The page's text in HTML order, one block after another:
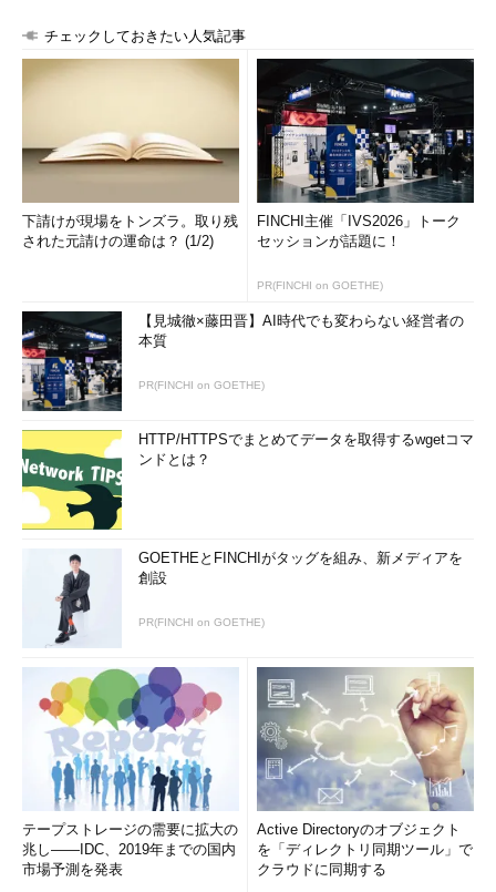
チェックしておきたい人気記事
下請けが現場をトンズラ。取り残
された元請けの運命は？ (1/2)
FINCHI主催「IVS2026」トーク
セッションが話題に！
PR(FINCHI on GOETHE)
【見城徹×藤田晋】AI時代でも変わらない経営者の
本質
PR(FINCHI on GOETHE)
HTTP/HTTPSでまとめてデータを取得するwgetコマ
ンドとは？
GOETHEとFINCHIがタッグを組み、新メディアを
創設
PR(FINCHI on GOETHE)
テープストレージの需要に拡大の
兆し――IDC、2019年までの国内
市場予測を発表
Active Directoryのオブジェクト
を「ディレクトリ同期ツール」で
クラウドに同期する